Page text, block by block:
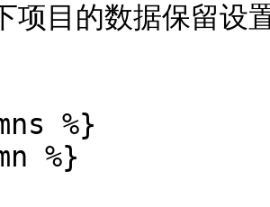
项目的数据保留
%}
%}